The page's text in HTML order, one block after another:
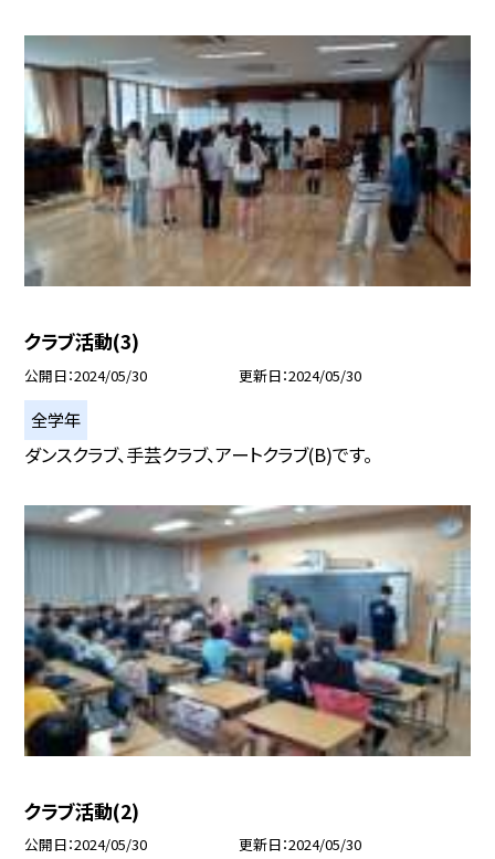
クラブ活動(3)
公開日 2024/05/30 更新日 2024/05/30
全学年
ダンスクラブ、手芸クラブ、アートクラブ(B)です。
クラブ活動(2)
公開日 2024/05/30 更新日 2024/05/30